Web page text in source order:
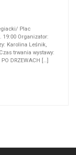
Plac
19:00 Organizator:
Karolina Leśnik,
trwania wystawy:
DRZEWACH […]